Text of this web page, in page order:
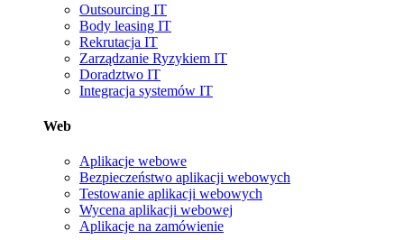
Outsourcing IT
Body leasing IT
Rekrutacja IT
Zarządzanie Ryzykiem IT
Doradztwo IT
Integracja systemów IT
Web
Aplikacje webowe
Bezpieczeństwo aplikacji webowych
Testowanie aplikacji webowych
Wycena aplikacji webowej
Aplikacje na zamówienie